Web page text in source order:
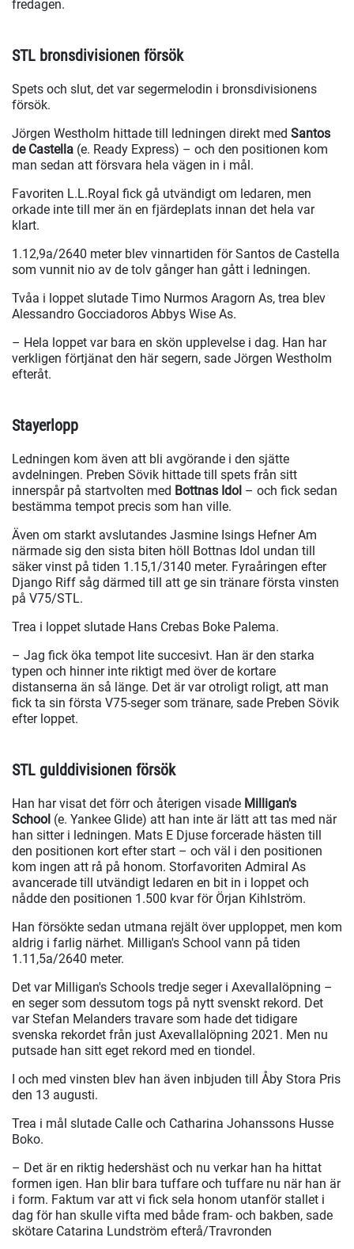
fredagen.
STL bronsdivisionen försök
Spets och slut, det var segermelodin i bronsdivisionens
försök.
Jörgen Westholm hittade till ledningen direkt med Santos
de Castella (e. Ready Express) – och den positionen kom
man sedan att försvara hela vägen in i mål.
Favoriten L.L.Royal fick gå utvändigt om ledaren, men
orkade inte till mer än en fjärdeplats innan det hela var
klart.
1.12,9a/2640 meter blev vinnartiden för Santos de Castella
som vunnit nio av de tolv gånger han gått i ledningen.
Tvåa i loppet slutade Timo Nurmos Aragorn As, trea blev
Alessandro Gocciadoros Abbys Wise As.
– Hela loppet var bara en skön upplevelse i dag. Han har
verkligen förtjänat den här segern, sade Jörgen Westholm
efteråt.
Stayerlopp
Ledningen kom även att bli avgörande i den sjätte
avdelningen. Preben Sövik hittade till spets från sitt
innerspår på startvolten med Bottnas Idol – och fick sedan
bestämma tempot precis som han ville.
Även om starkt avslutandes Jasmine Isings Hefner Am
närmade sig den sista biten höll Bottnas Idol undan till
säker vinst på tiden 1.15,1/3140 meter. Fyraåringen efter
Django Riff såg därmed till att ge sin tränare första vinsten
på V75/STL.
Trea i loppet slutade Hans Crebas Boke Palema.
– Jag fick öka tempot lite succesivt. Han är den starka
typen och hinner inte riktigt med över de kortare
distanserna än så länge. Det är var otroligt roligt, att man
fick ta sin första V75-seger som tränare, sade Preben Sövik
efter loppet.
STL gulddivisionen försök
Han har visat det förr och återigen visade Milligan's
School (e. Yankee Glide) att han inte är lätt att tas med när
han sitter i ledningen. Mats E Djuse forcerade hästen till
den positionen kort efter start – och väl i den positionen
kom ingen att rå på honom. Storfavoriten Admiral As
avancerade till utvändigt ledaren en bit in i loppet och
nådde den positionen 1.500 kvar för Örjan Kihlström.
Han försökte sedan utmana rejält över upploppet, men kom
aldrig i farlig närhet. Milligan's School vann på tiden
1.11,5a/2640 meter.
Det var Milligan's Schools tredje seger i Axevallalöpning –
en seger som dessutom togs på nytt svenskt rekord. Det
var Stefan Melanders travare som hade det tidigare
svenska rekordet från just Axevallalöpning 2021. Men nu
putsade han sitt eget rekord med en tiondel.
I och med vinsten blev han även inbjuden till Åby Stora Pris
den 13 augusti.
Trea i mål slutade Calle och Catharina Johanssons Husse
Boko.
– Det är en riktig hedershäst och nu verkar han ha hittat
formen igen. Han blir bara tuffare och tuffare nu när han är
i form. Faktum var att vi fick sela honom utanför stallet i
dag för han skulle vifta med både fram- och bakben, sade
skötare Catarina Lundström efterå/Travronden